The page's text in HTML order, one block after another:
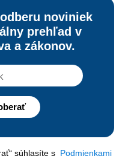
noviniek
prehľad v
a zákonov.
súhlasíte s Podmienkami